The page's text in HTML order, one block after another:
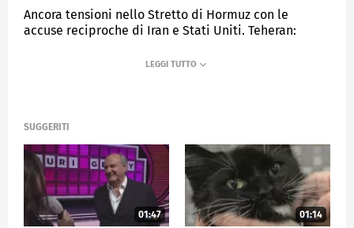
Ancora tensioni nello Stretto di Hormuz con le
accuse reciproche di Iran e Stati Uniti. Teheran:
SUGGERITI
01:47 01:14